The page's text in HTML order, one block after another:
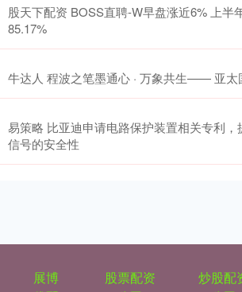
股天下配资 BOSS直聘-W早盘涨近6% 上半
85.17%
牛达人 程波之笔墨通心 · 万象共生—— 亚太
易策略 比亚迪申请电路保护装置相关专利
信号的安全性
展博
股票配资
炒股配